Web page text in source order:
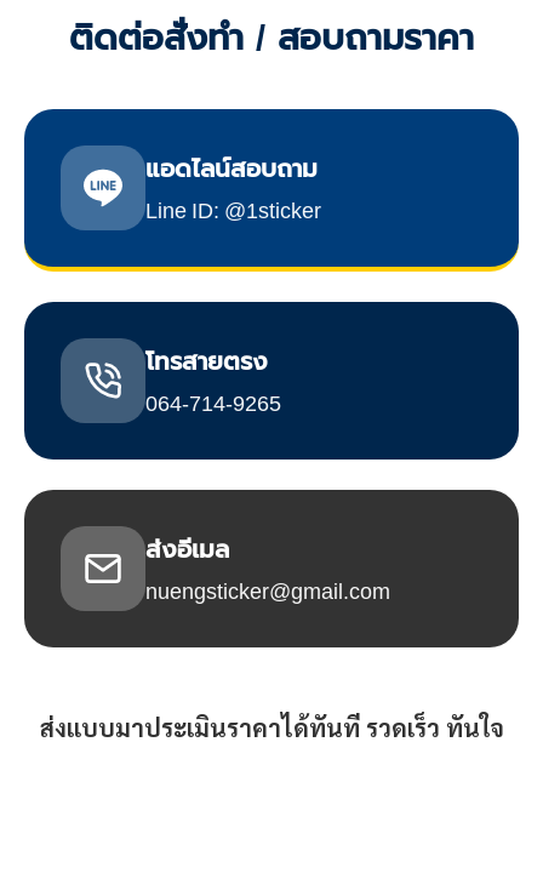
ติดต่อสั่งทำ / สอบถามราคา
แอดไลน์สอบถาม
Line ID: @1sticker
โทรสายตรง
064-714-9265
ส่งอีเมล
nuengsticker@gmail.com
ส่งแบบมาประเมินราคาได้ทันที รวดเร็ว ทันใจ